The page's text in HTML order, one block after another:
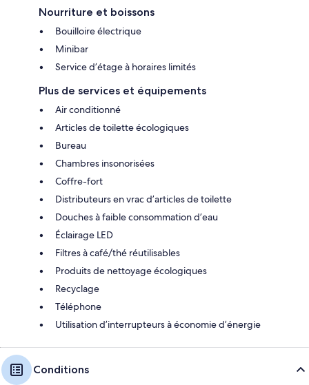
Nourriture et boissons
Bouilloire électrique
Minibar
Service d’étage à horaires limités
Plus de services et équipements
Air conditionné
Articles de toilette écologiques
Bureau
Chambres insonorisées
Coffre-fort
Distributeurs en vrac d’articles de toilette
Douches à faible consommation d’eau
Éclairage LED
Filtres à café/thé réutilisables
Produits de nettoyage écologiques
Recyclage
Téléphone
Utilisation d’interrupteurs à économie d’énergie
Conditions